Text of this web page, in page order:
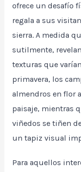
ofrece un desafío
regala a sus
sierra. A medida
sutilmente,
texturas que
primavera, los
almendros en flor
paisaje, mientras
viñedos se tiñen
un tapiz visual
Para aquellos